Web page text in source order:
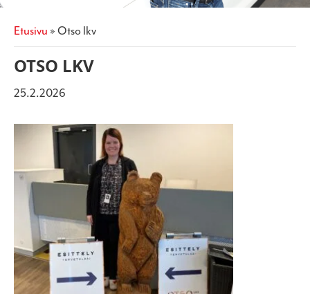
etusivu» otso lkv
OTSO LKV
25.2.2026